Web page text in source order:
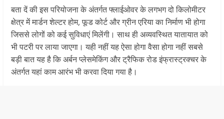
बता दें की इस परियोजना के अंतर्गत फ्लाईओवर के लगभग दो किलोमीटर
क्षेत्र में मार्डन शेल्टर होम, फूड कोर्ट और ग्रीन एरिया का निर्माण भी होगा
जिससे लोगों को कई सुविधाएं मिलेंगी। साथ ही अव्यवस्थित यातायात को
भी पटरी पर लाया जाएगा। यही नहीं यह ऐसा होगा वैसा होगा नहीं सबसे
बड़ी बात यह है कि अर्बन प्लेसमेकिंग और ट्रैफिक रोड इंफ्रास्ट्रक्चर के
अंतर्गत यहां काम आरंभ भी करवा दिया गया है।